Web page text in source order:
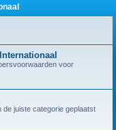
voor
de juiste categorie geplaatst